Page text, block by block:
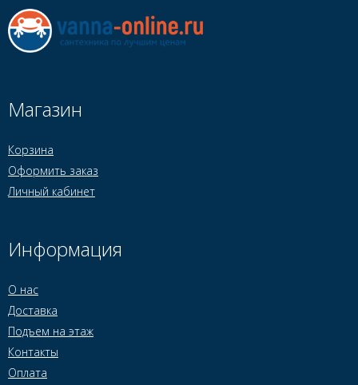
Магазин
Корзина
Оформить заказ
Личный кабинет
Информация
О нас
Доставка
Подъем на этаж
Контакты
Оплата